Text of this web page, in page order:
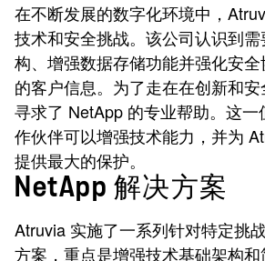
在不断发展的数字化环境中，
技术和安全挑战。该公司认识到
构、增强数据存储功能并强化安
的客户信息。为了走在在创新和
寻求了 NetApp 的专业帮助。这
作伙伴可以增强技术能力，并为
提供最大的保护。
NetApp 解决方案
Atruvia 实施了一系列针对特定挑
方案，重点是增强技术基础架构